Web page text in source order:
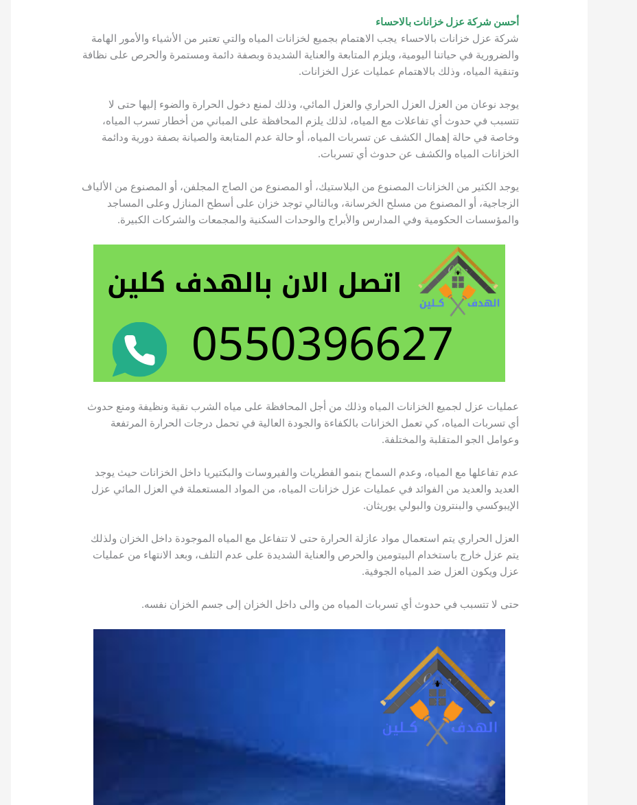
أحسن شركة عزل خزانات بالاحساء
شركة عزل خزانات بالاحساء يجب الاهتمام بجميع لخزانات المياه والتي تعتبر من الأشياء والأمور الهامة
والضرورية في حياتنا اليومية، ويلزم المتابعة والعناية الشديدة وبصفة دائمة ومستمرة والحرص على نظافة
وتنقية المياه، وذلك بالاهتمام عمليات عزل الخزانات.
يوجد نوعان من العزل العزل الحراري والعزل المائي، وذلك لمنع دخول الحرارة والضوء إليها حتى لا
تتسبب في حدوث أي تفاعلات مع المياه، لذلك يلزم المحافظة على المباني من أخطار تسرب المياه،
وخاصة في حالة إهمال الكشف عن تسربات المياه، أو حالة عدم المتابعة والصيانة بصفة دورية ودائمة
الخزانات المياه والكشف عن حدوث أي تسربات.
يوجد الكثير من الخزانات المصنوع من البلاستيك، أو المصنوع من الصاج المجلفن، أو المصنوع من الألياف
الزجاجية، أو المصنوع من مسلح الخرسانة، وبالتالي توجد خزان على أسطح المنازل وعلى المساجد
والمؤسسات الحكومية وفي المدارس والأبراج والوحدات السكنية والمجمعات والشركات الكبيرة.
عمليات عزل لجميع الخزانات المياه وذلك من أجل المحافظة على مياه الشرب نقية ونظيفة ومنع حدوث
أي تسربات المياه، كي تعمل الخزانات بالكفاءة والجودة العالية في تحمل درجات الحرارة المرتفعة
وعوامل الجو المتقلبة والمختلفة.
عدم تفاعلها مع المياه، وعدم السماح بنمو الفطريات والفيروسات والبكتيريا داخل الخزانات حيث يوجد
العديد والعديد من الفوائد في عمليات عزل خزانات المياه، من المواد المستعملة في العزل المائي عزل
الإيبوكسي والبنترون والبولي يوريثان.
العزل الحراري يتم استعمال مواد عازلة الحرارة حتى لا تتفاعل مع المياه الموجودة داخل الخزان ولذلك
يتم عزل خارج باستخدام البيتومين والحرص والعناية الشديدة على عدم التلف، وبعد الانتهاء من عمليات
عزل ويكون العزل ضد المياه الجوفية.
حتى لا تتسبب في حدوث أي تسربات المياه من والى داخل الخزان إلى جسم الخزان نفسه.